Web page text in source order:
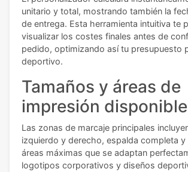
unitario y total, mostrando también la
de entrega. Esta herramienta intuitiva te
visualizar los costes finales antes de
pedido, optimizando así tu presupuesto
deportivo.
Tamaños y áreas de
impresión
Las zonas de marcaje principales
izquierdo y derecho, espalda completa
áreas máximas que se adaptan
logotipos corporativos y diseños